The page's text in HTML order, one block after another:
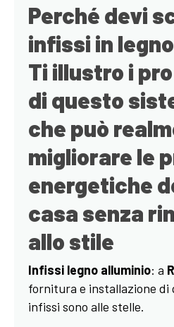
Perché devi
infissi in
Ti illustro i
di questo
che può
migliorare le
energetiche
casa senza
allo stile
Infissi legno alluminio: a
fornitura e installazione di
infissi sono alle stelle.